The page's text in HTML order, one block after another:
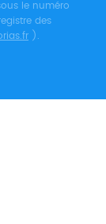
le numéro
des
).